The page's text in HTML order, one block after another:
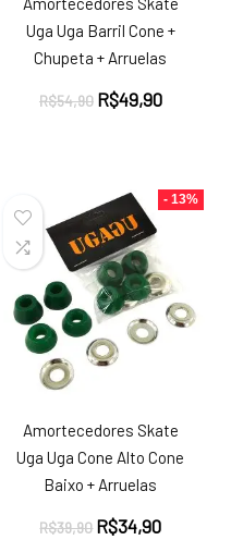
Uga Uga Barril Cone +
Chupeta + Arruelas
R$54,90 O
R$54,90.
R$49,90O
R$49,90.
- 13%
Amortecedores Skate
Uga Uga Cone Alto Cone
Baixo + Arruelas
R$39,90 O
R$34,90O